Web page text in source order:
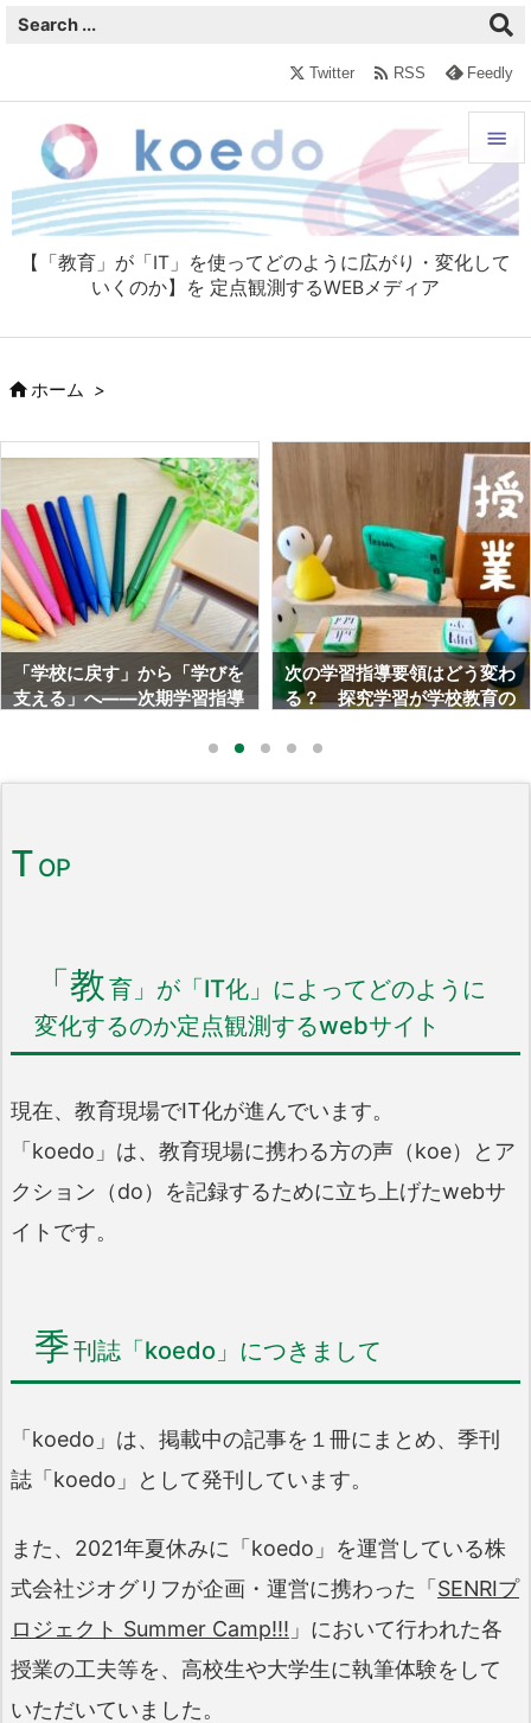
【「教育」が「IT」を使ってどのように広がり・変化して
いくのか】を 定点観測するWEBメディア


メニュ


検索
Twitter  RSS Feedly
ホーム >
次の学習指導要領はどう変わ
る？ 探究学習が学校教育の
「はらぺこあおむし
M」チョウになるまで何日
議
T OP
「教育」が「IT化」によってどのように
変化するのか定点観測するwebサイト
現在、教育現場でIT化が進んでいます。
「koedo」は、教育現場に携わる方の声（koe）とア
クション（do）を記録するために立ち上げたwebサ
イトです。
季刊誌「koedo」につきまして
「koedo」は、掲載中の記事を１冊にまとめ、季刊
誌「koedo」として発刊しています。
また、2021年夏休みに「koedo」を運営している株
式会社ジオグリフが企画・運営に携わった「SENRIプ
ロジェクト Summer Camp!!! 」において行われた各
授業の工夫等を、高校生や大学生に執筆体験をして
いただいていました。